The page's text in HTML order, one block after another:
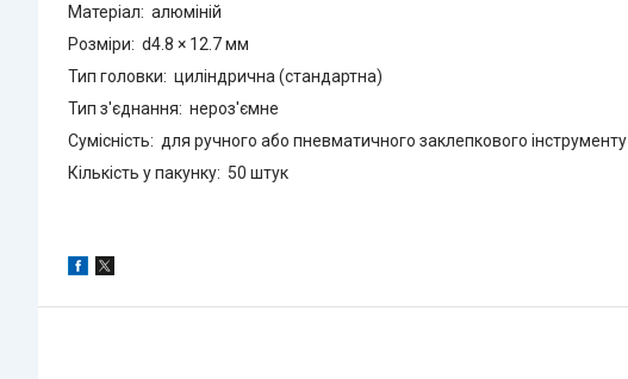
Матеріал: алюміній
Розміри: d4.8 × 12.7 мм
Тип головки: циліндрична (стандартна)
Тип з'єднання: нероз'ємне
Сумісність: для ручного або пневматичного заклепкового інструменту
Кількість у пакунку: 50 штук